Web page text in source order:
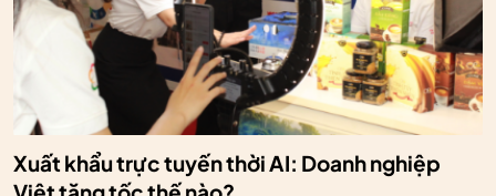
Xuất khẩu trực tuyến thời AI: Doanh nghiệp